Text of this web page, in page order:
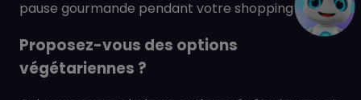
pause gourmande pendant votre shopping !
Proposez-vous des options
végétariennes ?